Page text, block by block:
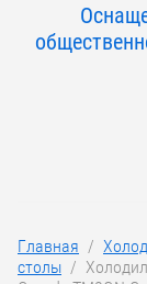
Главная
  /
столы
/